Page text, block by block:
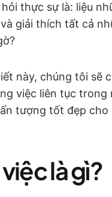
thực sự là: liệu
giải thích tất cả
này, chúng tôi sẽ
việc liên tục trong
tượng tốt đẹp cho
là gì?